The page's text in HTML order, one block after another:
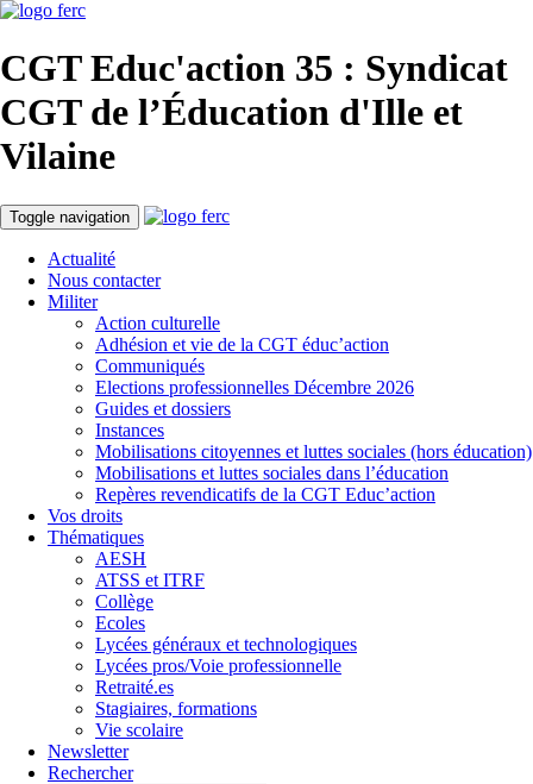
CGT Educ'action 35 : Syndicat
CGT de l’Éducation d'Ille et
Vilaine
Toggle navigation
Actualité
Nous contacter
Militer
Action culturelle
Adhésion et vie de la CGT éduc’action
Communiqués
Elections professionnelles Décembre 2026
Guides et dossiers
Instances
Mobilisations citoyennes et luttes sociales (hors éducation)
Mobilisations et luttes sociales dans l’éducation
Repères revendicatifs de la CGT Educ’action
Vos droits
Thématiques
AESH
ATSS et ITRF
Collège
Ecoles
Lycées généraux et technologiques
Lycées pros/Voie professionnelle
Retraité.es
Stagiaires, formations
Vie scolaire
Newsletter
Rechercher